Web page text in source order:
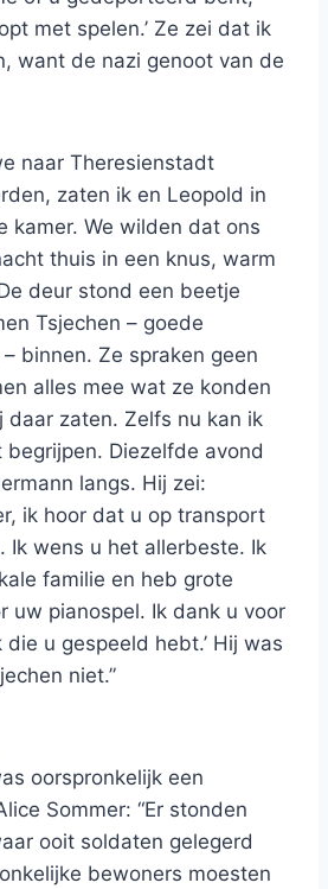
met spelen.’ Ze zei dat ik
want de nazi genoot van de
naar Theresienstadt
zaten ik en Leopold in
kamer. We wilden dat ons
thuis in een knus, warm
deur stond een beetje
Tsjechen – goede
binnen. Ze spraken geen
alles mee wat ze konden
daar zaten. Zelfs nu kan ik
Diezelfde avond
langs. Hij zei:
ik hoor dat u op transport
Ik wens u het allerbeste. Ik
familie en heb grote
uw pianospel. Ik dank u voor
u gespeeld hebt.’ Hij was
niet.”
oorspronkelijk een
Sommer: “Er stonden
ooit soldaten gelegerd
bewoners moesten